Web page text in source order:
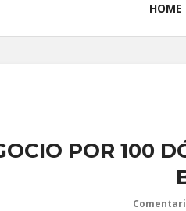
HOME
POR 100